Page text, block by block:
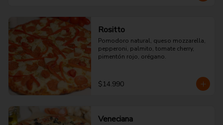
Rositto
Pomodoro natural, queso mozzarella,
pepperoni, palmito, tomate cherry,
pimentón rojo, orégano.
$14.990
Veneciana